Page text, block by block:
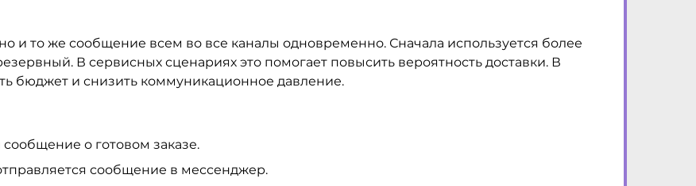
и то же сообщение всем во все каналы одновременно. Сначала используется более
В сервисных сценариях это помогает повысить вероятность доставки. В
бюджет и снизить коммуникационное давление.
о готовом заказе.
сообщение в мессенджер.